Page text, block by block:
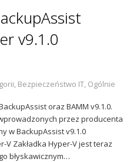
v9.1.0
, Bezpieczeństwo IT, Ogólnie
oraz BAMM v9.1.0.
przez producenta
w BackupAssist v9.1.0
V Zakładka Hyper-V jest teraz
błyskawicznym…